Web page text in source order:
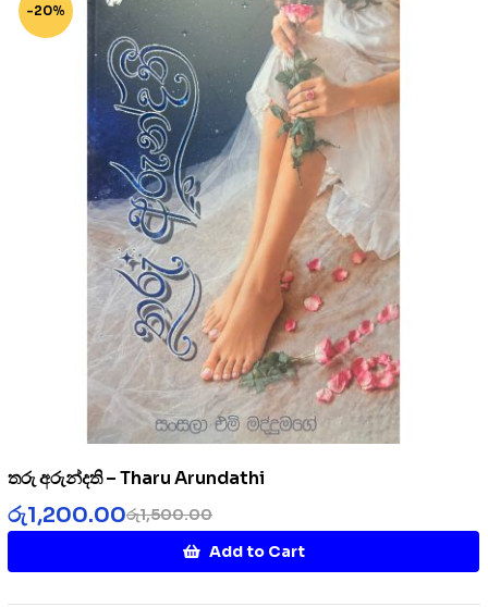
-20%
තරු අරුන්දති – Tharu Arundathi
රු1,500.00
රු1,200.00
Add to Cart